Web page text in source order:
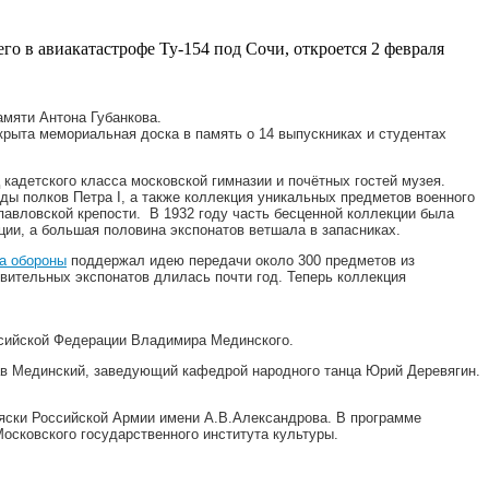
в авиакатастрофе Ту-154 под Сочи, откроется 2 февраля
Антона Губанкова.
мемориальная доска в память о 14 выпускниках и студентах
класса московской гимназии и почётных гостей музея.
полков Петра I, а также коллекция уникальных предметов военного
крепости. В 1932 году часть бесценной коллекции была
а большая половина экспонатов ветшала в запасниках.
обороны поддержал идею передачи около 300 предметов из
экспонатов длилась почти год. Теперь коллекция
Федерации Владимира Мединского.
Мединский, заведующий кафедрой народного танца Юрий Деревягин.
Российской Армии имени А.В.Александрова. В программе
государственного института культуры.